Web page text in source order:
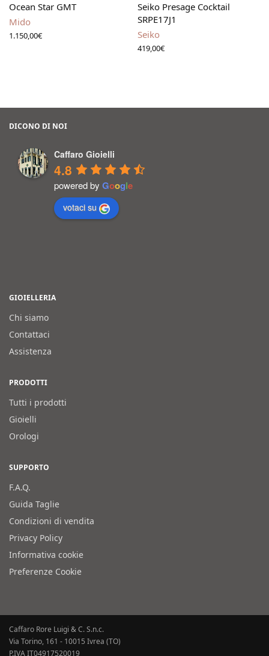
Ocean Star GMT
Mido
1.150,00€
Seiko Presage Cocktail
SRPE17J1
Seiko
419,00€
DICONO DI NOI
Caffaro Gioielli
4.8
powered by Google
votaci su
GIOIELLERIA
Chi siamo
Contattaci
Assistenza
PRODOTTI
Tutti i prodotti
Gioielli
Orologi
SUPPORTO
F.A.Q.
Guida Taglie
Condizioni di vendita
Privacy Policy
Informativa cookie
Preferenze Cookie
Caffaro Rore Luigi & C. S.n.c.
Via Torino, 161 - 10015 Ivrea (TO)
P.IVA IT04917520019